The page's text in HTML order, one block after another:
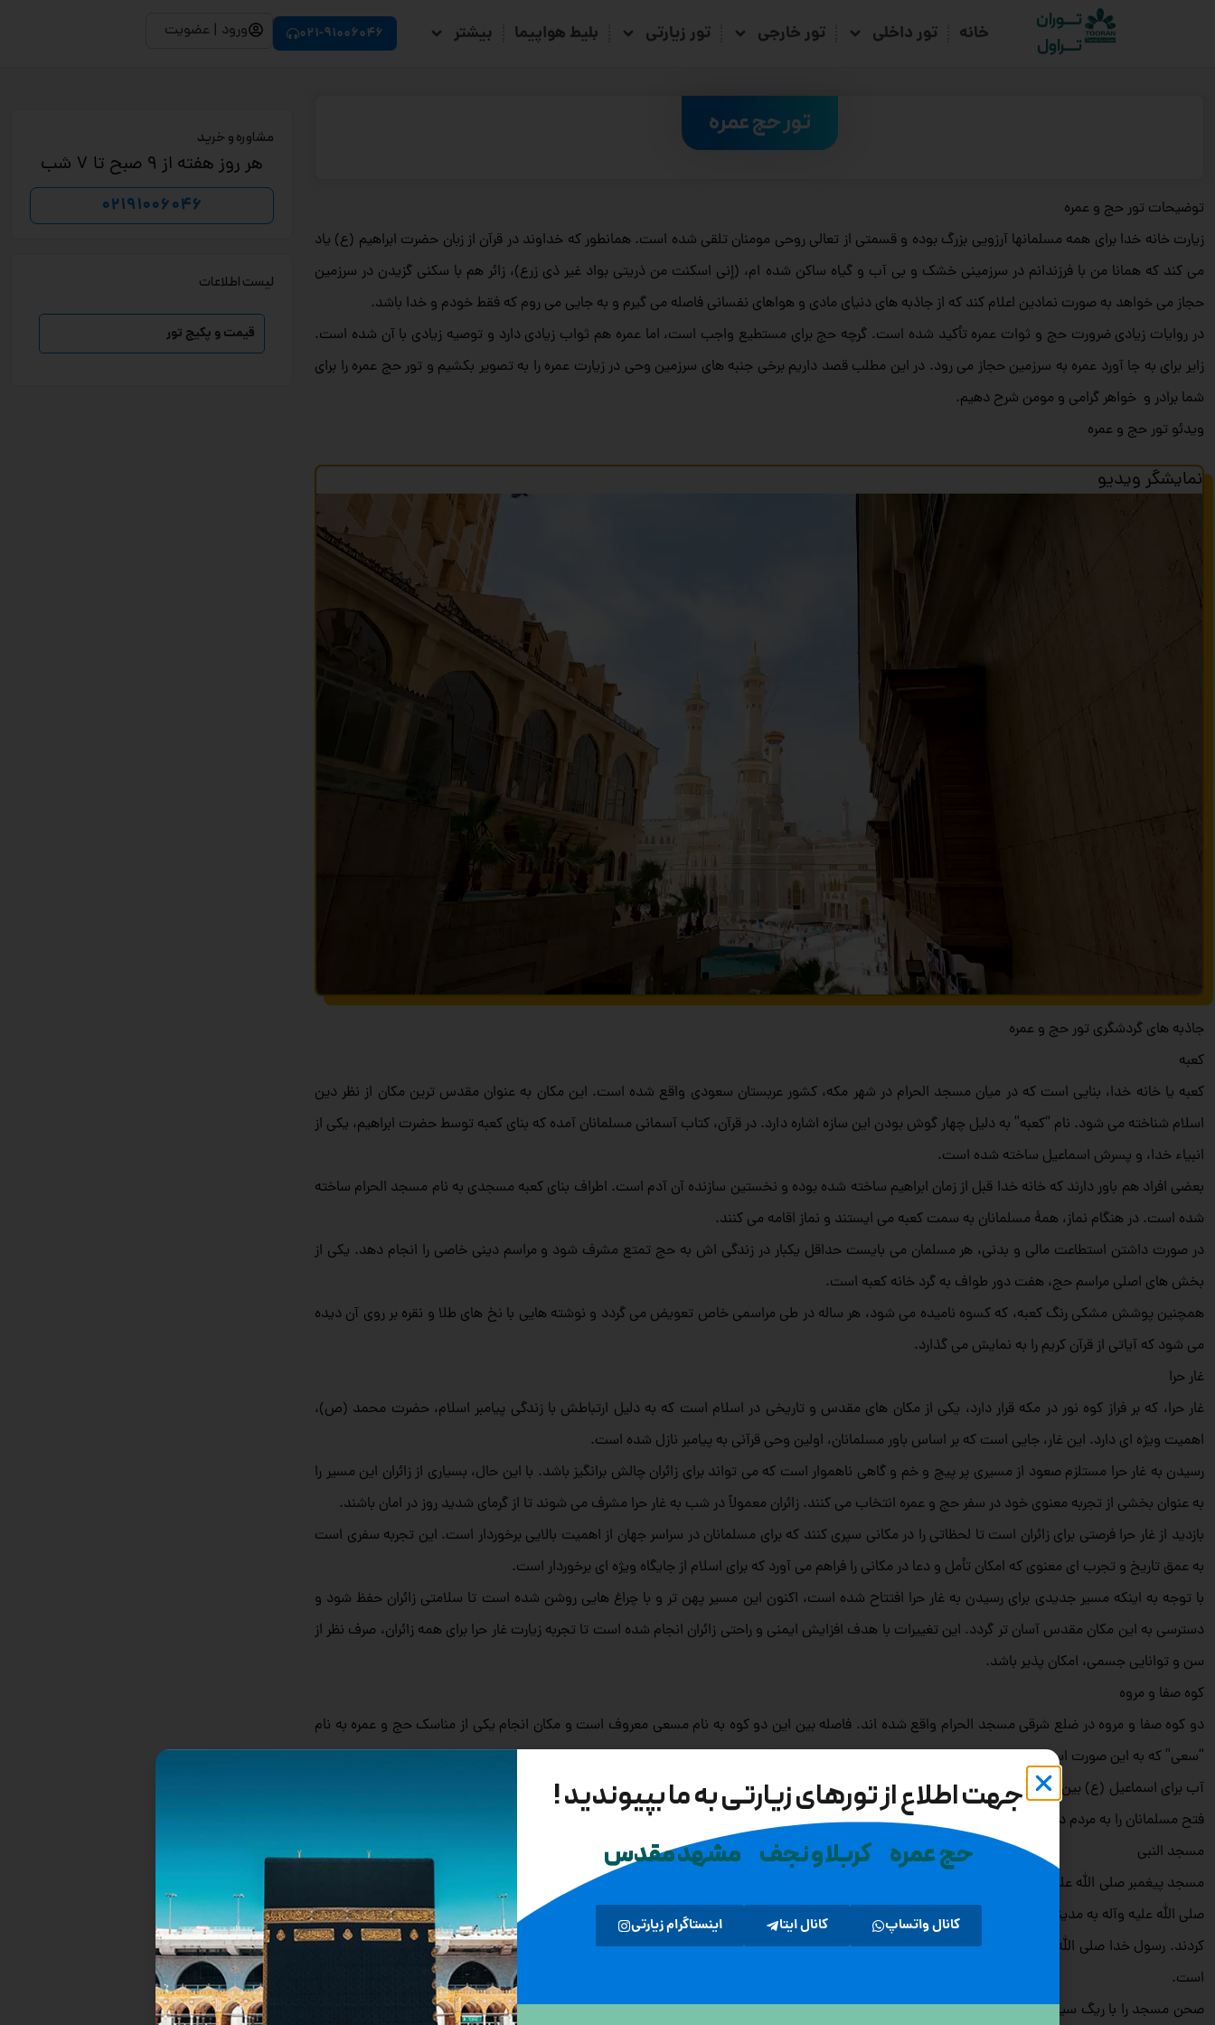
تـــوران
تـــراول
خانه تور داخلی تور خارجی تور زیارتی بلیط هواپیما بیشتر 021-91006046 ورود | عضویت
تور حج عمره
توضیحات تور حج و عمره
زیارت خانه خدا برای همه مسلمانها آرزویی بزرگ بوده و قسمتی از تعالی روحی مومنان تلقی شده است. همانطور که خداوند در قرآن از زبان حضرت ابراهیم (ع) یاد
می کند که همانا من با فرزندانم در سرزمینی خشک و بی آب و گیاه ساکن شده ام، (إنی اسکنت من ذریتی بواد غیر ذی زرع)، زائر هم با سکنی گزیدن در سرزمین
حجاز می خواهد به صورت نمادین اعلام کند که از جاذبه های دنیای مادی و هواهای نفسانی فاصله می گیرم و به جایی می روم که فقط خودم و خدا باشد.
در روایات زیادی ضرورت حج و ثوات عمره تأکید شده است. گرچه حج برای مستطیع واجب است، اما عمره هم ثواب زیادی دارد و توصیه زیادی با آن شده است.
زایر برای به جا آورد عمره به سرزمین حجاز می رود. در این مطلب قصد داریم برخی جنبه های سرزمین وحی در زیارت عمره را به تصویر بکشیم و تور حج عمره را برای
شما برادر و خواهر گرامی و مومن شرح دهیم.
ویدئو تور حج و عمره
نمایشگر ویدیو
00:00
08:02
برای افزایش یا کاهش صدا از کلیدهای بالا و پایین استفاده کنید.
جاذبه های گردشگری تور حج و عمره
کعبه
کعبه یا خانه خدا، بنا‌یی است که در میان مسجد الحرام در شهر مکه، کشور عربستان سعودی واقع شده است. این مکان به عنوان مقدس‌ ترین مکان از نظر دین
اسلام شناخته می‌ شود. نام “کعبه” به دلیل چهار گوش بودن این سازه اشاره دارد. در قرآن، کتاب آسمانی مسلمانان آمده که بنای کعبه توسط حضرت ابراهیم، یکی از
انبیاء خدا، و پسرش اسماعیل ساخته شده است.
بعضی افراد هم باور دارند که خانه خدا قبل از زمان ابراهیم ساخته شده بوده و نخستین سازنده آن آدم است. اطراف بنای کعبه مسجدی به نام مسجد الحرام ساخته
شده است. در هنگام نماز، همهٔ مسلمانان به سمت کعبه می‌ ایستند و نماز اقامه می کنند.
در صورت داشتن استطاعت مالی و بدنی، هر مسلمان می‌ بایست حداقل یکبار در زندگی‌ اش به حج تمتع مشرف شود و مراسم دینی خاصی را انجام دهد. یکی از
بخش‌ های اصلی مراسم حج، هفت دور طواف به گرد خانه کعبه است.
همچنین پوشش مشکی رنگ کعبه، که کسوه نامیده می‌ شود، هر ساله در طی مراسمی خاص تعویض می‌ گردد و نوشته‌ هایی با نخ‌ های طلا و نقره بر روی آن دیده
می‌ شود که آیاتی از قرآن کریم را به نمایش می‌ گذارد.
غار حرا
غار حرا، که بر فراز کوه نور در مکه قرار دارد، یکی از مکان‌ های مقدس و تاریخی در اسلام است که به دلیل ارتباطش با زندگی پیامبر اسلام، حضرت محمد (ص)،
اهمیت ویژه‌ ای دارد. این غار، جایی است که بر اساس باور مسلمانان، اولین وحی قرآنی به پیامبر نازل شده است.
رسیدن به غار حرا مستلزم صعود از مسیری پر پیچ و خم و گاهی ناهموار است که می‌ تواند برای زائران چالش‌ برانگیز باشد. با این حال، بسیاری از زائران این مسیر را
به عنوان بخشی از تجربه معنوی خود در سفر حج و عمره انتخاب می‌ کنند. زائران معمولاً در شب به غار حرا مشرف می‌ شوند تا از گرمای شدید روز در امان باشند.
بازدید از غار حرا فرصتی برای زائران است تا لحظاتی را در مکانی سپری کنند که برای مسلمانان در سراسر جهان از اهمیت بالایی برخوردار است. این تجربه سفری است
به عمق تاریخ و تجرب ای معنوی که امکان تأمل و دعا در مکانی را فراهم می‌ آورد که برای اسلام از جایگاه ویژه‌ ای برخوردار است.
با توجه به اینکه مسیر جدیدی برای رسیدن به غار حرا افتتاح شده است، اکنون این مسیر پهن‌ تر و با چراغ‌ هایی روشن شده است تا سلامتی زائران حفظ شود و
دسترسی به این مکان مقدس آسان‌ تر گردد. این تغییرات با هدف افزایش ایمنی و راحتی زائران انجام شده است تا تجربه زیارت غار حرا برای همه زائران، صرف نظر از
سن و توانایی جسمی، امکان‌ پذیر باشد.
کوه صفا و مروه
دو کوه صفا و مروه در ضلع شرقی مسجد الحرام واقع شده‌ اند. فاصله بین این دو کوه به نام مسعی معروف است و مکان انجام یکی از مناسک حج و عمره به نام
“سعی” که به این صورت است که باید هفت بار این مسیر را به صورت رفت و برگشت طی شود. طبق نقل‌ های تاریخی، صفا و مروه جایی است که هاجر در جستجوی
آب برای اسماعیل (ع) بین آن دو حرکت می‌ کرد. کوه صفا نقطه شروع دعوت علنی پیامبر اسلام (ص) بوده و در روز فتح مکه، پیامبر بر فراز آن حضور یافته و بشارت
فتح مسلمانان را به مردم داده است. همچنین به نام این دو کوه یک‌ بار در قرآن اشاره شده‌ اند.
مسجد النبی
مسجد پیغمبر صلى الله علیه وآله که در قسمت شرقی مدینه بنا شده است، پس از مسجد الحرام، مشهور ترین مسجد در تاریخ اسلام است. هنگامی که رسول خدا
صلى الله علیه وآله به مدینه رسید، در خانه ابوایوب انصاری منزل گزید؛ جایی که شتر وی آنجا خوابید. زمین مسجد النبى از آنِ دو یتیم بود و در آنجا خرما خشک مى‌
کردند. رسول خدا صلى الله علیه وآله آن را به مبلغ ده دینار از ولی دو طفل خریدند و مسجد را در آن ساختند. مساحت زمین در آن روز حدود ۲۰۷۱ متر مربع بوده
است.
صحن مسجد را با ریگ سیاه فرش کردند و دیوار ها را با خشت و گل بالا بردند. در ساختن بنای این مسجد، شخص پیامبر صلى الله علیه وآله شرکت داشت. سقف
مشاوره و خرید
هر روز هفته از 9 صبح تا 7 شب
02191006046
لیست اطلاعات
قیمت و پکیج تور
جهت اطلاع از تورهای زیارتی به ما بپیوندید !
حج عمره کربلا و نجف مشهد مقدس
کانال واتساپ کانال ایتا اینستاگرام زیارتی